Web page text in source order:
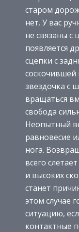
старом
нет. У вас
не связаны с
появляется
сцепки с
соскочившей
звездочка с
вращаться
свобода
Неопытный
равновесие
нога.
всего
и высоких
станет
этом случае
ситуацию,
контактные